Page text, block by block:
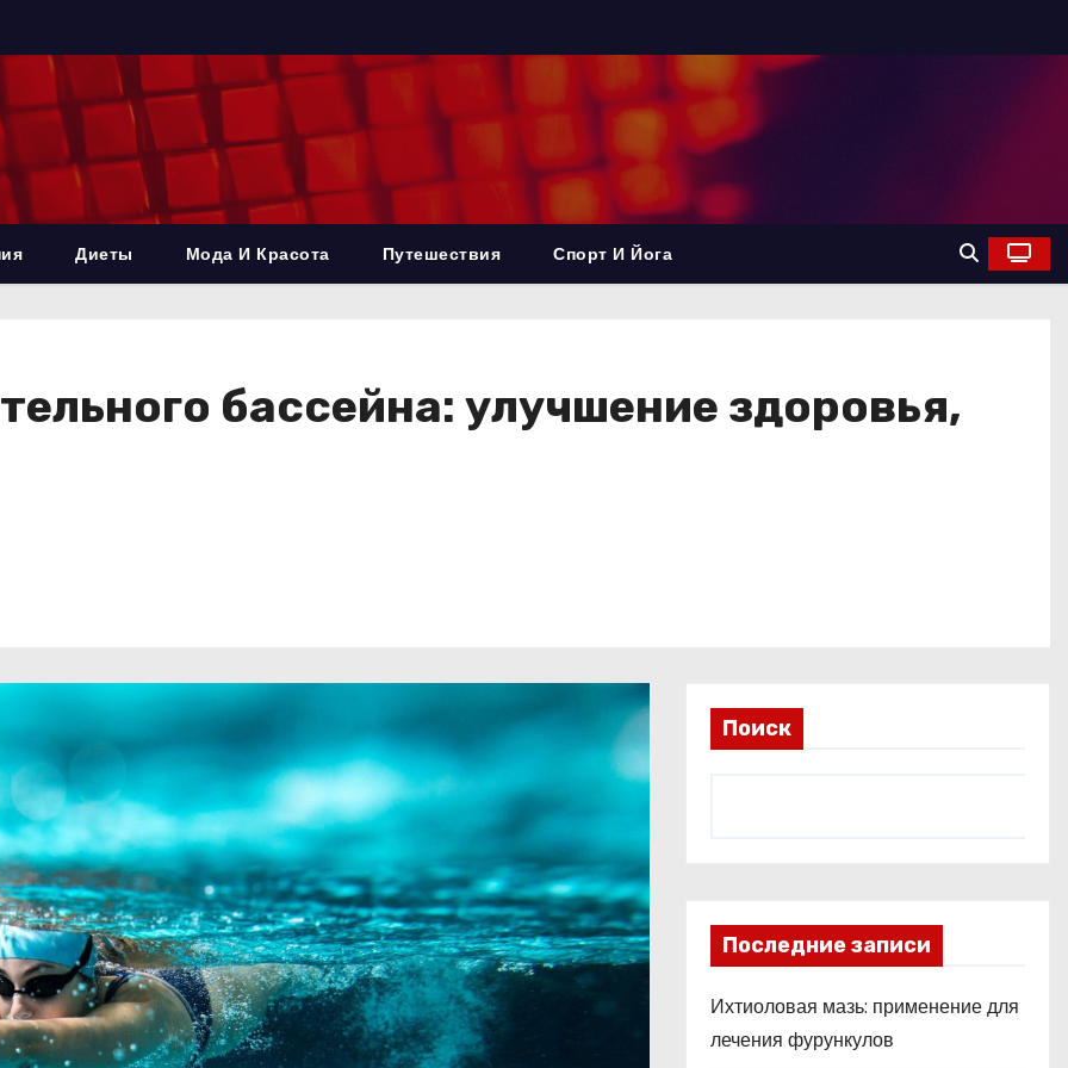
Диеты Мода И Красота Путешествия Спорт И Йога
бассейна: улучшение здоровья,
Поиск
Последние записи
Ихтиоловая мазь: применение для
лечения фурункулов